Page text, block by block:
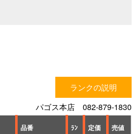
ランクの説明
パゴス本店 082-879-1830
品番
ﾗﾝ
定価 売値